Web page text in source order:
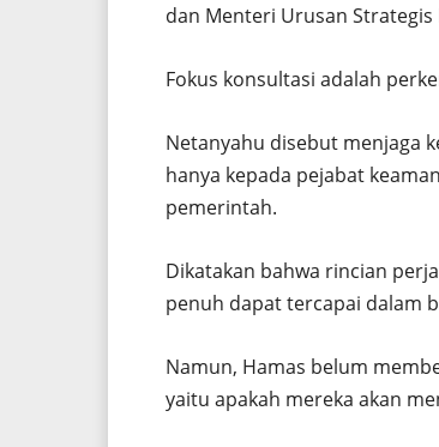
dan Menteri Urusan Strategis
Fokus konsultasi adalah
Netanyahu disebut menjaga
hanya kepada pejabat
pemerintah.
Dikatakan bahwa rincian
penuh dapat tercapai dalam
Namun, Hamas belum
yaitu apakah mereka akan